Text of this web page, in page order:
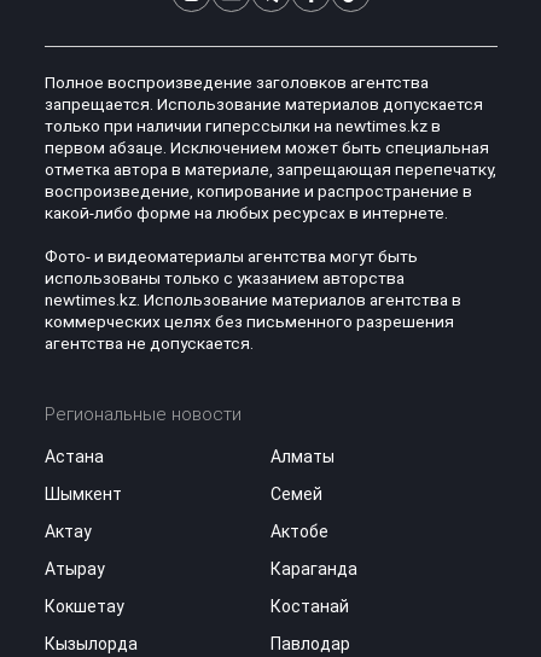
Полное воспроизведение заголовков агентства
запрещается. Использование материалов допускается
только при наличии гиперссылки на newtimes.kz в
первом абзаце. Исключением может быть специальная
отметка автора в материале, запрещающая перепечатку,
воспроизведение, копирование и распространение в
какой-либо форме на любых ресурсах в интернете.
Фото- и видеоматериалы агентства могут быть
использованы только с указанием авторства
newtimes.kz. Использование материалов агентства в
коммерческих целях без письменного разрешения
агентства не допускается.
Региональные новости
Астана
Алматы
Шымкент
Семей
Актау
Актобе
Атырау
Караганда
Кокшетау
Костанай
Кызылорда
Павлодар